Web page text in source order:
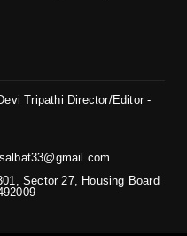
Sector 27, Housing Board
Baat) | All Rights Reserved